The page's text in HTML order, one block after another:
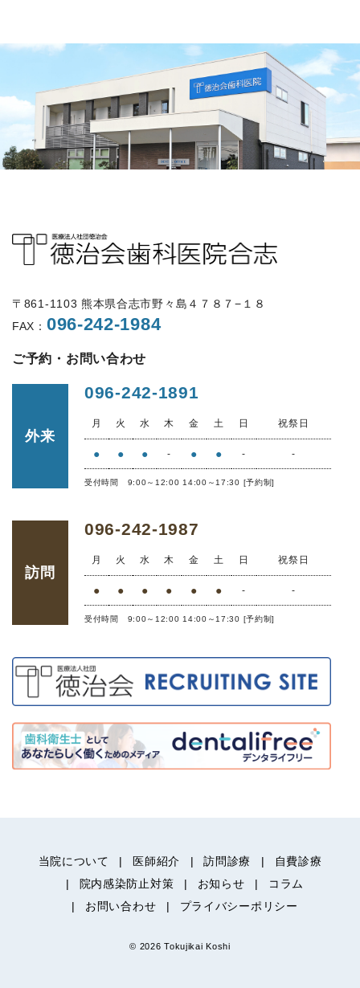
〒861-1103 熊本県合志市野々島４７８７−１８
FAX： 096-242-1984
ご予約・お問い合わせ
外来
096-242-1891
月 火 水 木 金 土 日 祝祭日
● ● ● - ● ● - -
受付時間 9:00～12:00 14:00～17:30 [予約制]
訪問
096-242-1987
月 火 水 木 金 土 日 祝祭日
● ● ● ● ● ● - -
受付時間 9:00～12:00 14:00～17:30 [予約制]
当院について 医師紹介 訪問診療
自費診療
院内感染防止対策
お知らせ
コラム
お問い合わせ
プライバシーポリシー
© 2026 Tokujikai Koshi